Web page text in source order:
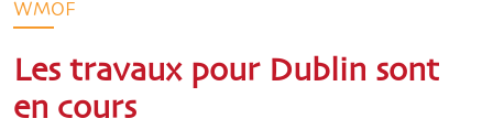
WMOF
Les travaux pour Dublin sont
en cours